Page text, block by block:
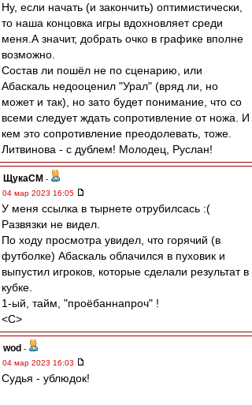
Ну, если начать (и закончить) оптимистически,
то наша концовка игры вдохновляет среди
меня.А значит, добрать очко в графике вполне
возможно.
Состав ли пошёл не по сценарию, или
Абаскаль недооценил "Урал" (вряд ли, но
может и так), но зато будет понимание, что со
всеми следует ждать сопротивление от ножа. И
кем это сопротивление преодолевать, тоже.
Литвинова - с дублем! Молодец, Руслан!
ЩукаСМ -
04 мар 2023 16:05
У меня ссылка в тырнете отрубилсась :(
Развязки не видел.
По ходу просмотра увидел, что горячий (в
футболке) Абаскаль облачился в пуховик и
выпустил игроков, которые сделали результат в
кубке.
1-ый, тайм, "проёбаннапроч" !
<C>
wod -
04 мар 2023 16:03
Судья - ублюдок!